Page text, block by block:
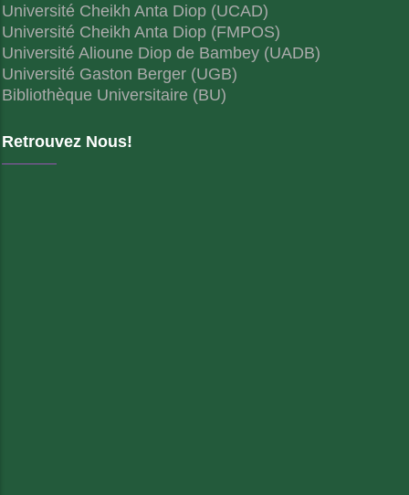
Université Cheikh Anta Diop (UCAD)
Université Cheikh Anta Diop (FMPOS)
Université Alioune Diop de Bambey (UADB)
Université Gaston Berger (UGB)
Bibliothèque Universitaire (BU)
Retrouvez Nous!